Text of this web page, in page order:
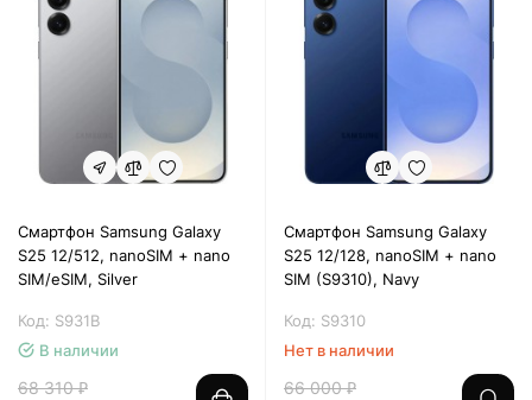
Смартфон Samsung Galaxy
S25 12/512, nanoSIM + nano
SIM/eSIM, Silver
Код: S931B
В наличии
68 310 ₽
Смартфон Samsung Galaxy
S25 12/128, nanoSIM + nano
SIM (S9310), Navy
Код: S9310
Нет в наличии
66 000 ₽